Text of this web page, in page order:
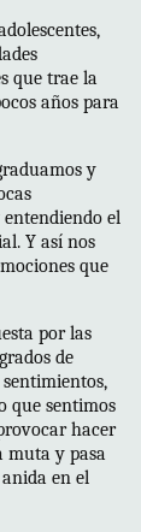
que trae la
años para
y
el
Y así nos
que
por las
de
que sentimos
hacer
muta y pasa
en el